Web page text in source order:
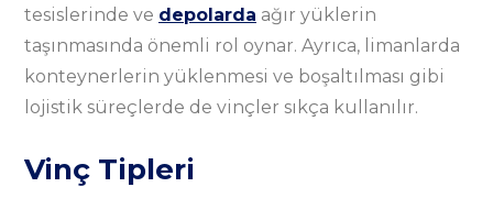
tesislerinde ve depolarda ağır yüklerin
taşınmasında önemli rol oynar. Ayrıca, limanlarda
konteynerlerin yüklenmesi ve boşaltılması gibi
lojistik süreçlerde de vinçler sıkça kullanılır.
Vinç Tipleri